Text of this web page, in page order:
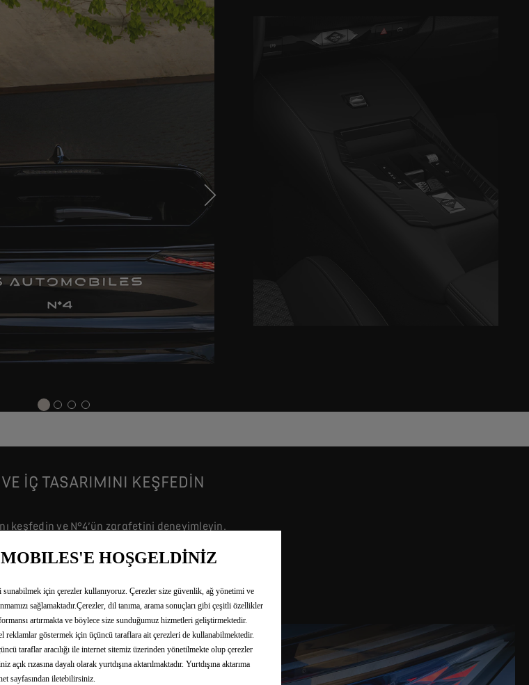
SONRAKİ
VE İÇ TASARIMINI KEŞFEDIN
keşfedin ve N°4’ün zarafetini deneyimleyin.
HOŞGELDİNİZ
için çerezler kullanıyoruz. Çerezler size güvenlik, ağ yönetimi ve
sağlamaktadır.Çerezler, dil tanıma, arama sonuçları gibi çeşitli özellikler
artırmakta ve böylece size sunduğumuz hizmetleri geliştirmektedir.
reklamlar göstermek için üçüncü taraflara ait çerezleri de kullanabilmektedir.
taraflar aracılığı ile internet sitemiz üzerinden yönetilmekte olup çerezler
açık rızasına dayalı olarak yurtdışına aktarılmaktadır. Yurtdışına aktarıma
sayfasından iletebilirsiniz.